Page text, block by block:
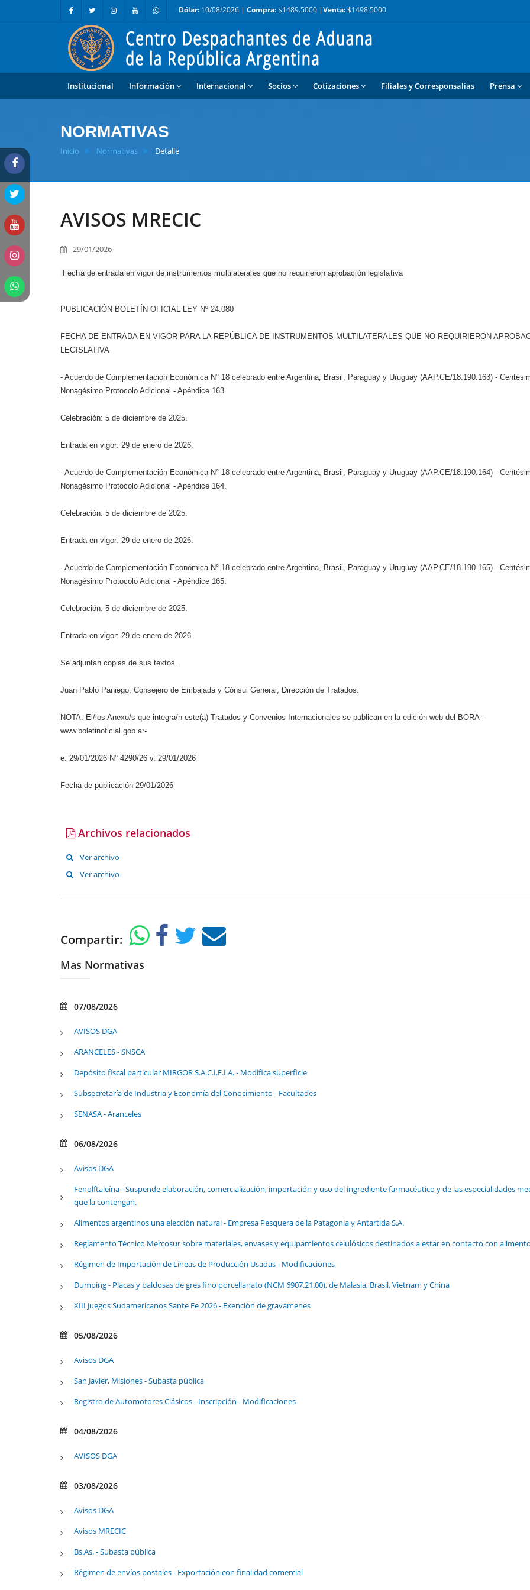
Dólar: 10/08/2026 | Compra:$1489.5000 |Venta:$1498.5000
Institucional Información Internacional Socios Cotizaciones Filiales y Corresponsalias Prensa
NORMATIVAS
Inicio Normativas Detalle
AVISOS MRECIC
29/01/2026
Fecha de entrada en vigor de instrumentos multilaterales que no requirieron aprobación legislativa
PUBLICACIÓN BOLETÍN OFICIAL LEY Nº 24.080
FECHA DE ENTRADA EN VIGOR PARA LA REPÚBLICA DE INSTRUMENTOS MULTILATERALES QUE NO REQUIRIERON
LEGISLATIVA
- Acuerdo de Complementación Económica N° 18 celebrado entre Argentina, Brasil, Paraguay y Uruguay (AAP.CE/18.190.163) -
Nonagésimo Protocolo Adicional - Apéndice 163.
Celebración: 5 de diciembre de 2025.
Entrada en vigor: 29 de enero de 2026.
- Acuerdo de Complementación Económica N° 18 celebrado entre Argentina, Brasil, Paraguay y Uruguay (AAP.CE/18.190.164) -
Nonagésimo Protocolo Adicional - Apéndice 164.
Celebración: 5 de diciembre de 2025.
Entrada en vigor: 29 de enero de 2026.
- Acuerdo de Complementación Económica N° 18 celebrado entre Argentina, Brasil, Paraguay y Uruguay (AAP.CE/18.190.165) -
Nonagésimo Protocolo Adicional - Apéndice 165.
Celebración: 5 de diciembre de 2025.
Entrada en vigor: 29 de enero de 2026.
Se adjuntan copias de sus textos.
Juan Pablo Paniego, Consejero de Embajada y Cónsul General, Dirección de Tratados.
NOTA: El/los Anexo/s que integra/n este(a) Tratados y Convenios Internacionales se publican en la edición web del BORA -
www.boletinoficial.gob.ar-
e. 29/01/2026 N° 4290/26 v. 29/01/2026
Fecha de publicación 29/01/2026
Archivos relacionados
Ver archivo
Ver archivo
Compartir:
Mas Normativas
07/08/2026
AVISOS DGA
ARANCELES - SNSCA
Depósito fiscal particular MIRGOR S.A.C.I.F.I.A. - Modifica superficie
Subsecretaría de Industria y Economía del Conocimiento - Facultades
SENASA - Aranceles
06/08/2026
Avisos DGA
Fenolftaleína - Suspende elaboración, comercialización, importación y uso del ingrediente farmacéutico y de las especialidades
que la contengan.
Alimentos argentinos una elección natural - Empresa Pesquera de la Patagonia y Antartida S.A.
Reglamento Técnico Mercosur sobre materiales, envases y equipamientos celulósicos destinados a estar en contacto con
Régimen de Importación de Líneas de Producción Usadas - Modificaciones
Dumping - Placas y baldosas de gres fino porcellanato (NCM 6907.21.00), de Malasia, Brasil, Vietnam y China
XIII Juegos Sudamericanos Sante Fe 2026 - Exención de gravámenes
05/08/2026
Avisos DGA
San Javier, Misiones - Subasta pública
Registro de Automotores Clásicos - Inscripción - Modificaciones
04/08/2026
AVISOS DGA
03/08/2026
Avisos DGA
Avisos MRECIC
Bs.As. - Subasta pública
Régimen de envíos postales - Exportación con finalidad comercial